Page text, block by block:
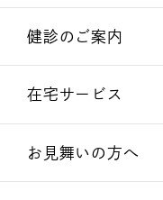
健診のご案内
在宅サービス
お見舞いの方へ